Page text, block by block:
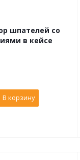
шпателей со
в кейсе
В корзину